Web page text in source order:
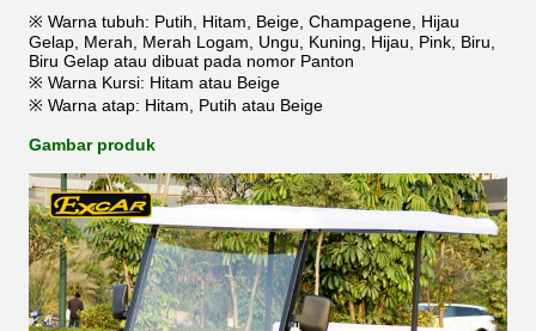
※ Warna tubuh: Putih, Hitam, Beige, Champagene, Hijau
Gelap, Merah, Merah Logam, Ungu, Kuning, Hijau, Pink, Biru,
Biru Gelap atau dibuat pada nomor Panton
※ Warna Kursi: Hitam atau Beige
※ Warna atap: Hitam, Putih atau Beige
Gambar produk